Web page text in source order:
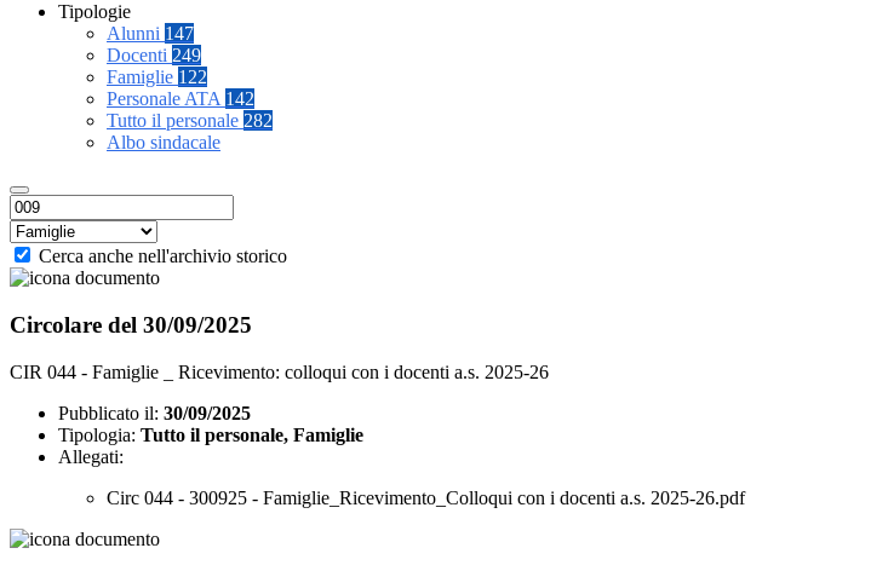
Tipologie
Alunni 147
Docenti 249
Famiglie 122
Personale ATA 142
Tutto il personale 282
Albo sindacale
Cerca anche nell'archivio storico
Circolare del 30/09/2025
CIR 044 - Famiglie _ Ricevimento: colloqui con i docenti a.s. 2025-26
Pubblicato il: 30/09/2025
Tipologia: Tutto il personale, Famiglie
Allegati:
Circ 044 - 300925 - Famiglie_Ricevimento_Colloqui con i docenti a.s. 2025-26.pdf